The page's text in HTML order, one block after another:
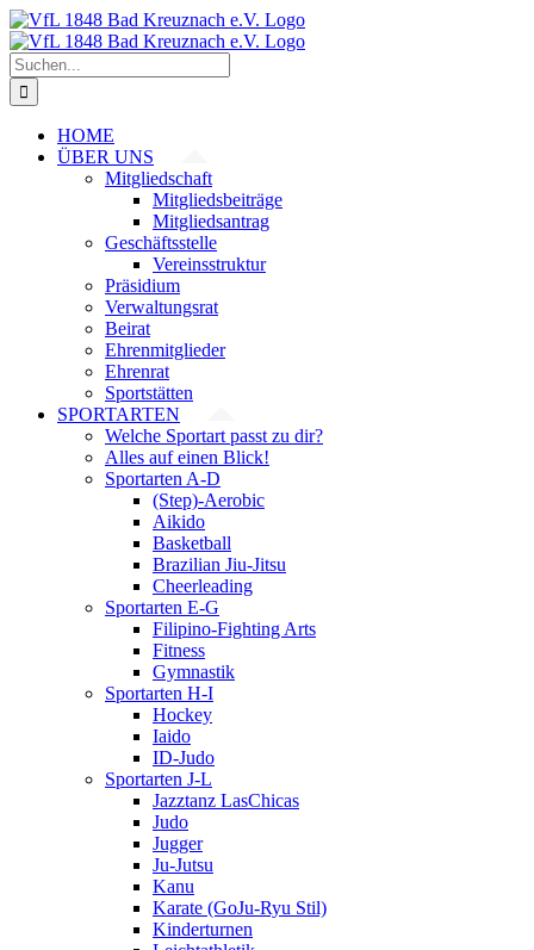
Zum
Inhalt
springen
Suche
nach:
HOME
ÜBER UNS
Mitgliedschaft
Mitgliedsbeiträge
Mitgliedsantrag
Geschäftsstelle
Vereinsstruktur
Präsidium
Verwaltungsrat
Beirat
Ehrenmitglieder
Ehrenrat
Sportstätten
SPORTARTEN
Welche Sportart passt zu dir?
Alles auf einen Blick!
Sportarten A-D
(Step)-Aerobic
Aikido
Basketball
Brazilian Jiu-Jitsu
Cheerleading
Sportarten E-G
Filipino-Fighting Arts
Fitness
Gymnastik
Sportarten H-I
Hockey
Iaido
ID-Judo
Sportarten J-L
Jazztanz LasChicas
Judo
Jugger
Ju-Jutsu
Kanu
Karate (GoJu-Ryu Stil)
Kinderturnen